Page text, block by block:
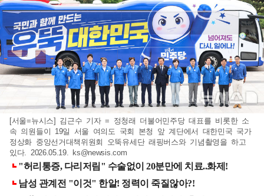
[서울=뉴시스] 김근수 기자 = 정청래 더불어민주당 대표를 비롯한 소
속 의원들이 19일 서울 여의도 국회 본청 앞 계단에서 대한민국 국가
정상화 중앙선거대책위원회 오뚝유세단 래핑버스와 기념촬영을 하고
있다. 2026.05.19. ks@newsis.com